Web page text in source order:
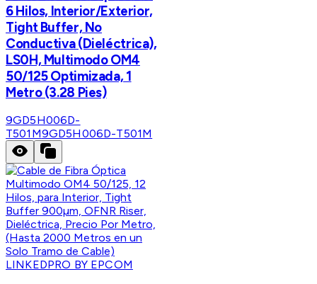
6 Hilos, Interior/Exterior,
Tight Buffer, No
Conductiva (Dieléctrica),
LS0H, Multimodo OM4
50/125 Optimizada, 1
Metro (3.28 Pies)
9GD5H006D-
T501M9GD5H006D-T501M
LINKEDPRO BY EPCOM